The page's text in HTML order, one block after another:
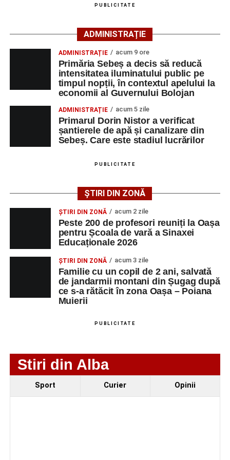
Lista publicată de AJOFM Alba include, pe lângă
denumirea posturilor vacante din Săsciori, și datele de
contact ale angajatorilor, precum numere de telefon și
adrese de e-mail, pentru ca persoanele interesate să
poată solicita detalii despre condițiile de angajare,
programul de lucru și procesul de recrutare.
Mai jos puteți consulta lista completă a locurilor de
muncă disponibile în comuna Săsciori la data de 4
AGENT OCUPAŢIA
NR.
NR.
Technology Srl
OPERATOR LA
MASINI-UNELTE
NUMERICA
1 0752826367
Ultimele știri din Sebeș
PUBLICITATE
ADMINISTRAȚIE
ADMINISTRAȚIE acum 9 ore
Primăria Sebeș a decis să reducă
intensitatea iluminatului public pe
timpul nopții, în contextul apelului la
economii al Guvernului Bolojan
ADMINISTRAȚIE acum 5 zile
Primarul Dorin Nistor a verificat
șantierele de apă și canalizare din
Sebeș. Care este stadiul lucrărilor
PUBLICITATE
ȘTIRI DIN ZONĂ
ȘTIRI DIN ZONĂ acum 2 zile
Peste 200 de profesori reuniți la Oașa
pentru Școala de vară a Sinaxei
Educaționale 2026
ȘTIRI DIN ZONĂ acum 3 zile
Familie cu un copil de 2 ani, salvată
de jandarmii montani din Șugag după
ce s-a rătăcit în zona Oașa – Poiana
Muierii
PUBLICITATE
Stiri din Alba
Sport Curier Opinii